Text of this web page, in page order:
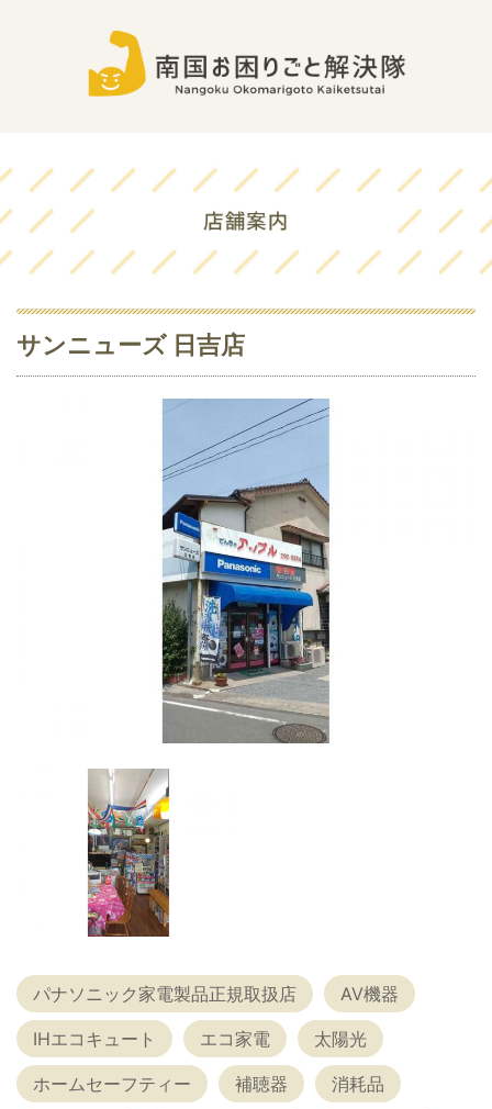
サンニューズ 日吉店
パナソニック家電製品正規取扱店 AV機器
IHエコキュート エコ家電 太陽光
ホームセーフティー 補聴器 消耗品